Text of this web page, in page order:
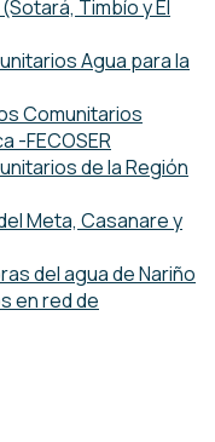
Timbío y El
Agua para la
Comunitarios
-FECOSER
de la Región
Meta, Casanare y
del agua de Nariño
en red de